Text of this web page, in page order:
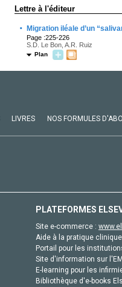
Lettre à l'éditeur
· Migration iléale d’un
Page :225-226
S.D. Le Bon, A.R. Ruiz
Plan
LIVRES NOS FORMULES
PLATEFORMES
Site e-commerce :
Aide à la pratique
Portail pour les
Site d'information sur
E-learning pour les
Bibliothèque d'e-books